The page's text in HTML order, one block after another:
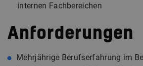
internen Fachbereichen
Anforderungen
Mehrjährige Berufserfahrung im